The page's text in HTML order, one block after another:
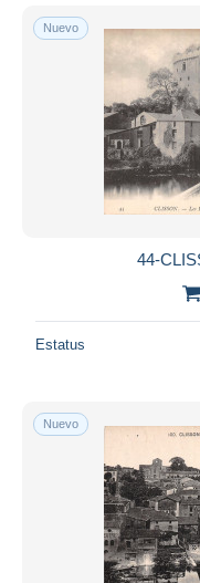
Nuevo
44-
Estatus
Nuevo